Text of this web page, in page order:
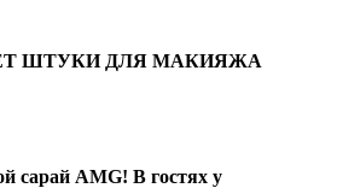
ШТУКИ ДЛЯ МАКИЯЖА
сарай AMG! В гостях у